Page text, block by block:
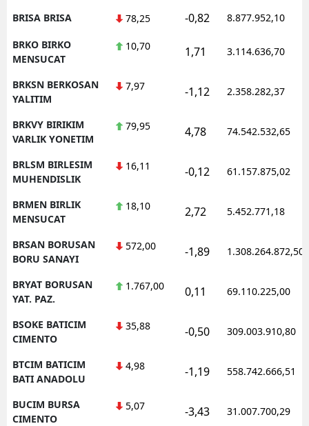
BRISA BRISA 78,25 -0,82 8.877.952,10
BRKO BIRKO
MENSUCAT
10,70 1,71 3.114.636,70
BRKSN BERKOSAN
YALITIM
7,97 -1,12 2.358.282,37
BRKVY BIRIKIM
VARLIK YONETIM
79,95 4,78 74.542.532,65
BRLSM BIRLESIM
MUHENDISLIK
16,11 -0,12 61.157.875,02
BRMEN BIRLIK
MENSUCAT
18,10 2,72 5.452.771,18
BRSAN BORUSAN
BORU SANAYI
572,00 -1,89 1.308.264.872,50
BRYAT BORUSAN
YAT. PAZ.
1.767,00 0,11 69.110.225,00
BSOKE BATICIM
CIMENTO
35,88 -0,50 309.003.910,80
BTCIM BATICIM
BATI ANADOLU
4,98 -1,19 558.742.666,51
BUCIM BURSA
CIMENTO
5,07 -3,43 31.007.700,29